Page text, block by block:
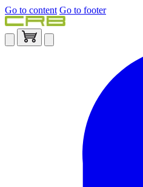
Go to content Go to footer